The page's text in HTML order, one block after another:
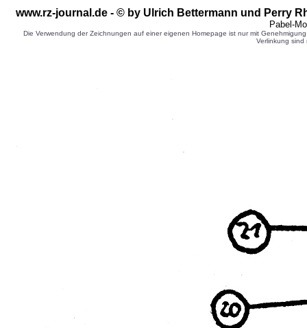
www.rz-journal.de - © by Ulrich Bettermann und Perry
Pabel-
Die Verwendung der Zeichnungen auf einer eigenen Homepage ist nur mit
Verlinkung sind